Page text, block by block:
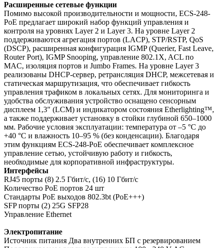
Расширенные сетевые функции
Помимо высокой производительности и мощности, ECS-248-
PoE предлагает широкий набор функций управления и
контроля на уровнях Layer 2 и Layer 3. На уровне Layer 2
поддерживаются агрегация портов (LACP), STP/RSTP, QoS
(DSCP), расширенная конфигурация IGMP (Querier, Fast Leave,
Router Port), IGMP Snooping, управление 802.1X, ACL по
MAC, изоляция портов и Jumbo Frames. На уровне Layer 3
реализованы DHCP-сервер, ретрансляция DHCP, межсетевая и
статическая маршрутизация, что обеспечивает гибкость
управления трафиком в локальных сетях. Для мониторинга и
удобства обслуживания устройство оснащено сенсорным
дисплеем 1,3″ (LCM) и индикатором состояния Etherlighting™,
а также поддерживает установку в стойки глубиной 650–1000
мм. Рабочие условия эксплуатации: температура от –5 °C до
+40 °C и влажность 10–95 % (без конденсации). Благодаря
этим функциям ECS-248-PoE обеспечивает комплексное
управление сетью, устойчивую работу и гибкость,
необходимые для корпоративной инфраструктуры.
Интерфейсы
RJ45 порты (8) 2.5 Гбит/c, (16) 10 Гбит/c
Количество PoE портов 24 шт
Стандарты PoE выходов 802.3bt (PoE+++)
SFP порты (2) 25G SFP28
Управление Ethernet
Электропитание
Источник питания Два внутренних БП с резервированием